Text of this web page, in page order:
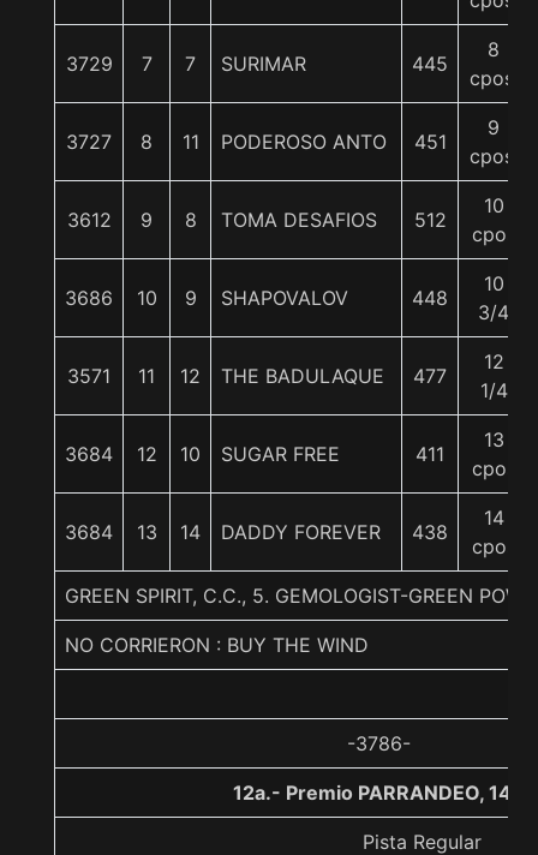
3729 7 7 SURIMAR 445
8
cpos.
3727 8 11 PODEROSO ANTO 451
9
cpos.
3612 9 8 TOMA DESAFIOS 512
10
cpos
3686 10 9 SHAPOVALOV 448
10
3/4
3571 11 12 THE BADULAQUE 477
12
1/4
3684 12 10 SUGAR FREE 411
13
cpos
3684 13 14 DADDY FOREVER 438
14
cpos
GREEN SPIRIT, C.C., 5. GEMOLOGIST-GREEN
NO CORRIERON : BUY THE WIND
-3786-
12a.- Premio PARRANDEO,
Pista Regular